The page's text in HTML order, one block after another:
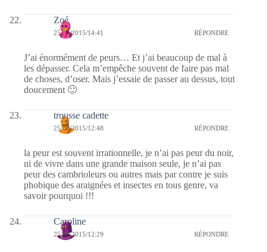
Zoé
25/08/2015/14:41 RÉPONDRE
J’ai énormément de peurs… Et j’ai beaucoup de mal à
les dépasser. Cela m’empêche souvent de faire pas mal
de choses, d’oser. Mais j’essaie de passer au dessus, tout
doucement 🙂
trousse cadette
25/08/2015/12:48 RÉPONDRE
la peur est souvent irrationnelle, je n’ai pas peur du noir,
ni de vivre dans une grande maison seule, je n’ai pas
peur des cambrioleurs ou autres mais par contre je suis
phobique des araignées et insectes en tous genre, va
savoir pourquoi !!!
Caroline
25/08/2015/12:29 RÉPONDRE